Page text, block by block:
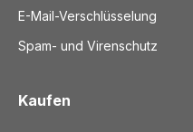
E-Mail-Verschlüsselung
Spam- und Virenschutz
Kaufen